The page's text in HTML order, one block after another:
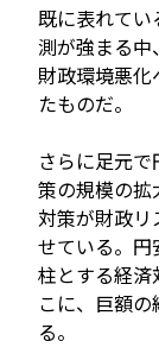
既に表れてい
測が強まる中
財政環境悪化
たものだ。
さらに足元
策の規模の
対策が財政リ
せている。円
柱とする経済
こに、巨額
る。